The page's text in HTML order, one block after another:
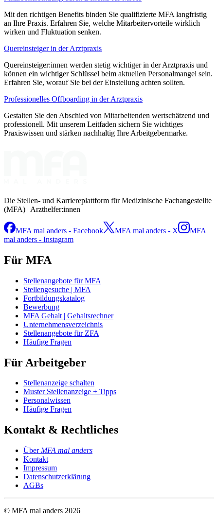
Mit den richtigen Benefits binden Sie qualifizierte MFA langfristig
an Ihre Praxis. Erfahren Sie, welche Mitarbeitervorteile wirklich
wirken und Fluktuation senken.
Quereinsteiger in der Arztpraxis
Quereinsteiger:innen werden stetig wichtiger in der Arztpraxis und
können ein wichtiger Schlüssel beim aktuellen Personalmangel sein.
Erfahren Sie, worauf Sie bei der Einstellung achten sollten.
Professionelles Offboarding in der Arztpraxis
Gestalten Sie den Abschied von Mitarbeitenden wertschätzend und
professionell. Mit unserem Leitfaden sichern Sie wichtiges
Praxiswissen und stärken nachhaltig Ihre Arbeitgebermarke.
Die Stellen- und Karriereplattform für Medizinische Fachangestellte
(MFA) | Arzthelfer:innen
MFA mal anders - Facebook MFA mal anders - X
MFA
mal anders - Instagram
Für MFA
Stellenangebote für MFA
Stellengesuche | MFA
Fortbildungskatalog
Bewerbung
MFA Gehalt | Gehaltsrechner
Unternehmensverzeichnis
Stellenangebote für ZFA
Häufige Fragen
Für Arbeitgeber
Stellenanzeige schalten
Muster Stellenanzeige + Tipps
Personalwissen
Häufige Fragen
Kontakt & Rechtliches
Über MFA mal anders
Kontakt
Impressum
Datenschutzerklärung
AGBs
© MFA mal anders 2026